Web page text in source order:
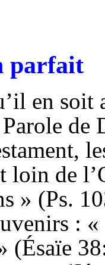
parfait
en soit
loin de
» (Ps.
:
(Ésaïe